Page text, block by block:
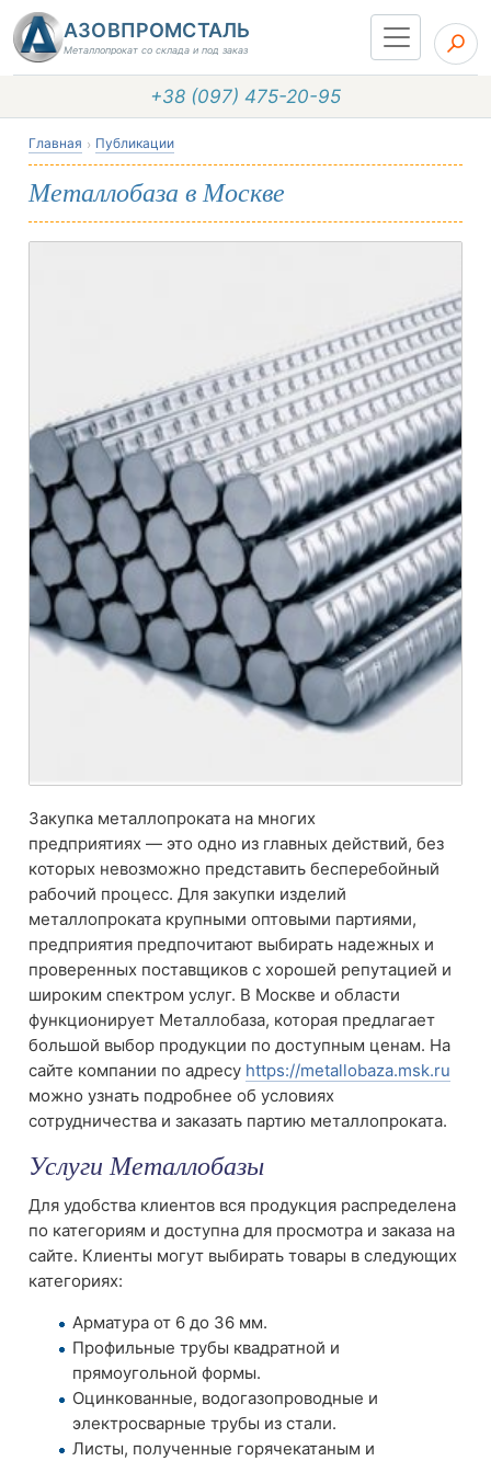
АЗОВПРОМСТАЛЬ
Металлопрокат со склада и под заказ
+38 (097) 475-20-95
Главная Публикации
Металлобаза в Москве
Закупка металлопроката на многих
предприятиях — это одно из главных действий, без
которых невозможно представить бесперебойный
рабочий процесс. Для закупки изделий
металлопроката крупными оптовыми партиями,
предприятия предпочитают выбирать надежных и
проверенных поставщиков с хорошей репутацией и
широким спектром услуг. В Москве и области
функционирует Металлобаза, которая предлагает
большой выбор продукции по доступным ценам. На
сайте компании по адресу https://metallobaza.msk.ru
можно узнать подробнее об условиях
сотрудничества и заказать партию металлопроката.
Услуги Металлобазы
Для удобства клиентов вся продукция распределена
по категориям и доступна для просмотра и заказа на
сайте. Клиенты могут выбирать товары в следующих
категориях:
Арматура от 6 до 36 мм.
Профильные трубы квадратной и
прямоугольной формы.
Оцинкованные, водогазопроводные и
электросварные трубы из стали.
Листы, полученные горячекатаным и